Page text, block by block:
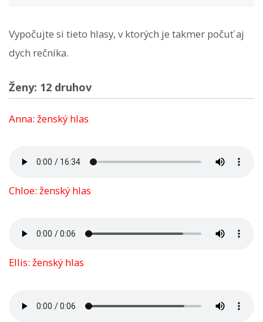
Vypočujte si tieto hlasy, v ktorých je takmer počuť aj
dych rečníka.
Ženy: 12 druhov
Anna: ženský hlas
Chloe: ženský hlas
Ellis: ženský hlas